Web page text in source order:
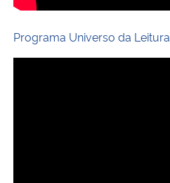
Secretaria de Governo
Programa Universo da Leitura